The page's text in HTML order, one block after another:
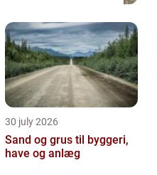
30 july 2026
Sand og grus til byggeri,
have og anlæg